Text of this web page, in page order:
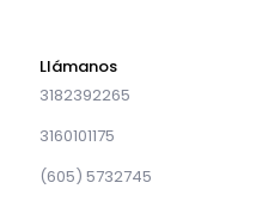
Llámanos
3182392265
3160101175
(605) 5732745